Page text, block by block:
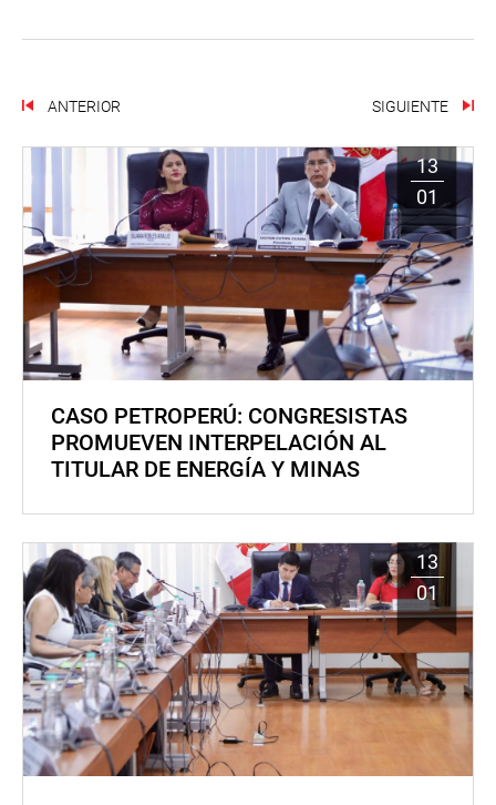
ANTERIOR SIGUIENTE
13
01
CASO PETROPERÚ: CONGRESISTAS
PROMUEVEN INTERPELACIÓN AL
TITULAR DE ENERGÍA Y MINAS
13
01